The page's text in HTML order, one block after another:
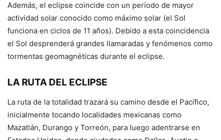
Además, el eclipse coincide con un período de mayor
actividad solar conocido como máximo solar (el Sol
funciona en ciclos de 11 años). Debido a esta coincidencia
el Sol desprenderá grandes llamaradas y fenómenos como
tormentas geomagnéticas durante el eclipse.
LA RUTA DEL ECLIPSE
La ruta de la totalidad trazará su camino desde el Pacífico,
inicialmente tocando localidades mexicanas como
Mazatlán, Durango y Torreón, para luego adentrarse en